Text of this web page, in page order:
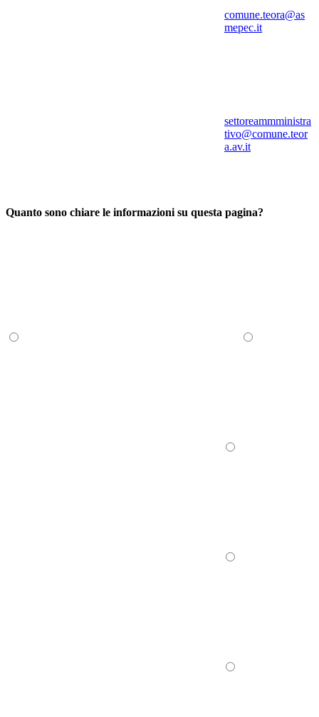
comune.teora@as
mepec.it
settoreammministra
tivo@comune.teor
a.av.it
Quanto sono chiare le informazioni su questa pagina?